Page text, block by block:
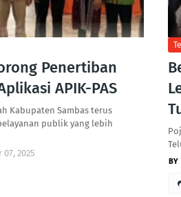
Penertiban
APIK-PAS
Kabupaten Sambas terus
publik yang lebih
2025